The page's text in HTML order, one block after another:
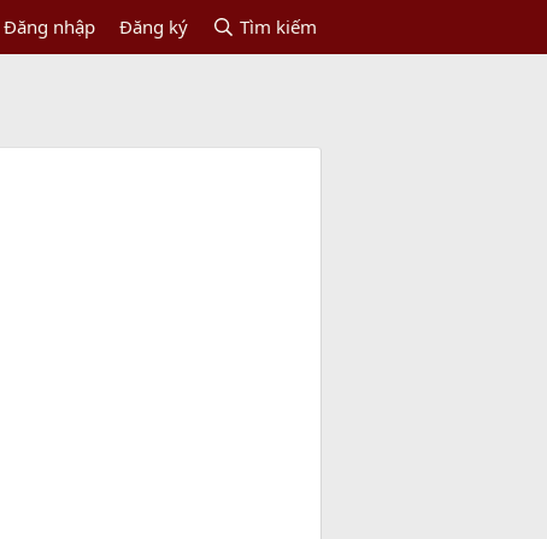
Đăng nhập Đăng ký Tìm kiếm